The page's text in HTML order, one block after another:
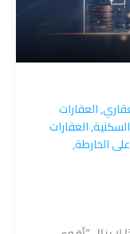
,العقارات
,العقارات
الخارطة,